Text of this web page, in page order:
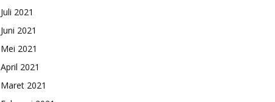
Juli 2021
Juni 2021
Mei 2021
April 2021
Maret 2021